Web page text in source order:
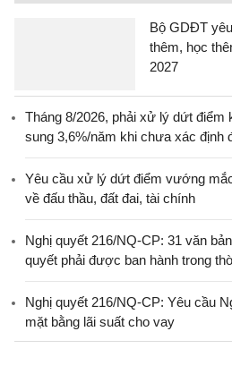
Bộ GDĐT
thêm, học
2027
Tháng 8/2026, phải xử lý dứt điểm
sung 3,6%/năm khi chưa xác định
Yêu cầu xử lý dứt điểm vướng
về đấu thầu, đất đai, tài chính
Nghị quyết 216/NQ-CP: 31 văn
quyết phải được ban hành trong
Nghị quyết 216/NQ-CP: Yêu cầu
mặt bằng lãi suất cho vay